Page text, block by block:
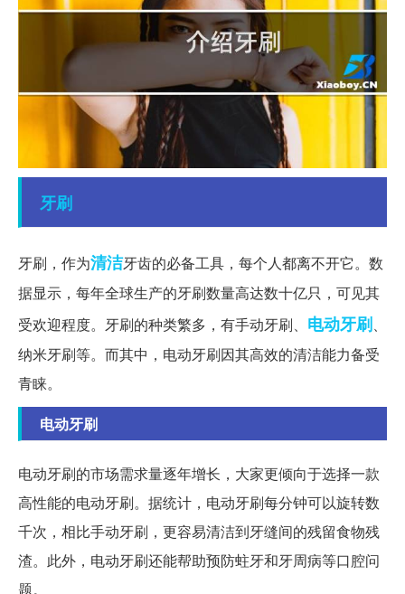
牙刷
牙刷，作为清洁牙齿的必备工具，每个人都离不开它。数
据显示，每年全球生产的牙刷数量高达数十亿只，可见其
受欢迎程度。牙刷的种类繁多，有手动牙刷、 电动牙刷、
纳米牙刷等。而其中，电动牙刷因其高效的清洁能力备受
青睐。
电动牙刷
电动牙刷的市场需求量逐年增长，大家更倾向于选择一款
高性能的电动牙刷。据统计，电动牙刷每分钟可以旋转数
千次，相比手动牙刷，更容易清洁到牙缝间的残留食物残
渣。此外，电动牙刷还能帮助预防蛀牙和牙周病等口腔问
题。